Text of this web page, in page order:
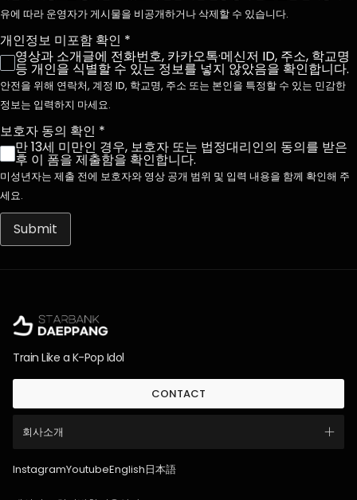
유에 따라 운영자가 게시물을 비공개하거나 삭제할 수 있습니다.
개인정보 미포함 확인 *
영상과 소개글에 전화번호, 카카오톡·메신저 ID, 주소, 학교명
등 개인을 식별할 수 있는 정보를 넣지 않았음을 확인합니다.
안전을 위해 연락처, 계정 ID, 학교명, 주소 또는 본인을 특정할 수 있는 민감한
정보는 입력하지 마세요.
보호자 동의 확인 *
만 13세 미만인 경우, 보호자 또는 법정대리인의 동의를 받은
후 이 폼을 제출함을 확인합니다.
미성년자는 제출 전에 보호자와 영상 공개 범위 및 입력 내용을 함께 확인해 주
세요.
Submit
Train Like a K-Pop Idol
CONTACT
회사소개
InstagramYoutubeEnglish日本語